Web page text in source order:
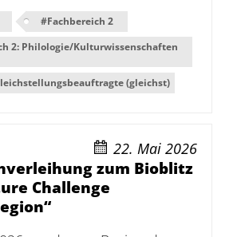
#Fachbereich 2
2: Philologie/Kulturwissenschaften
(gleichst)
22. Mai 2026
zum Bioblitz
Challenge